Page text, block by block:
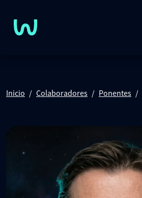
Inicio Colaboradores Ponentes